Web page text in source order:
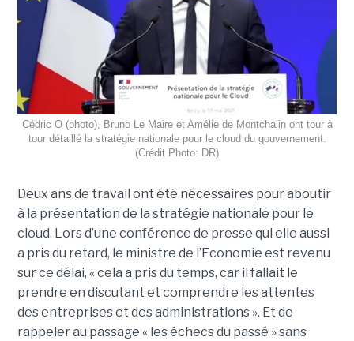
Cédric O (photo), Bruno Le Maire et Amélie de Montchalin ont tour à
tour détaillé la stratégie nationale pour le cloud du gouvernement.
(Crédit Photo: DR)
Deux ans de travail ont été nécessaires pour aboutir
à la présentation de la stratégie nationale pour le
cloud. Lors d’une conférence de presse qui elle aussi
a pris du retard, le ministre de l’Economie est revenu
sur ce délai, « cela a pris du temps, car il fallait le
prendre en discutant et comprendre les attentes
des entreprises et des administrations ». Et de
rappeler au passage « les échecs du passé » sans